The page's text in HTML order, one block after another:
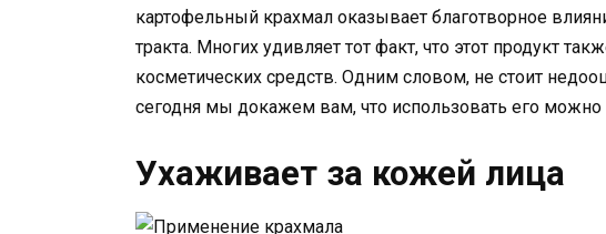
картофельный крахмал оказывает благотворное
тракта. Многих удивляет тот факт, что этот продукт
косметических средств. Одним словом, не стоит
сегодня мы докажем вам, что использовать его
Ухаживает за кожей лица